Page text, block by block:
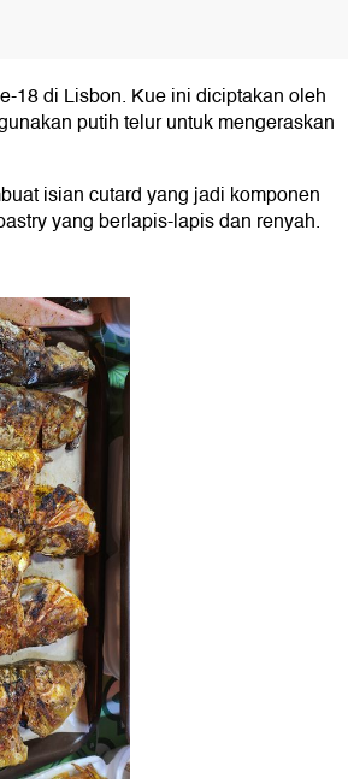
18 di Lisbon. Kue ini diciptakan oleh
putih telur untuk mengeraskan
isian cutard yang jadi komponen
yang berlapis-lapis dan renyah.